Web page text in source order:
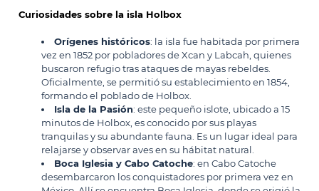
Curiosidades sobre la isla Holbox
Orígenes históricos: la isla fue habitada por primera
vez en 1852 por pobladores de Xcan y Labcah, quienes
buscaron refugio tras ataques de mayas rebeldes.
Oficialmente, se permitió su establecimiento en 1854,
formando el poblado de Holbox.
Isla de la Pasión: este pequeño islote, ubicado a 15
minutos de Holbox, es conocido por sus playas
tranquilas y su abundante fauna. Es un lugar ideal para
relajarse y observar aves en su hábitat natural.
Boca Iglesia y Cabo Catoche: en Cabo Catoche
desembarcaron los conquistadores por primera vez en